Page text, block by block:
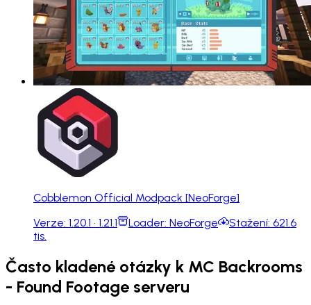
Cobblemon Official Modpack [NeoForge]
Verze: 1.20.1 · 1.21.1 Loader: NeoForge Stažení: 621.6
tis.
Často kladené otázky k MC Backrooms
- Found Footage serveru